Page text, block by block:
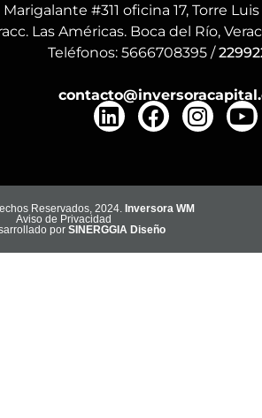
Marigalante #311 oficina 17, Torre
Las Américas. Boca del Río,
Teléfonos: 5666708395/
Reservados, 2024. Inversora WM
Aviso de Privacidad
por SINERGGIA Diseño